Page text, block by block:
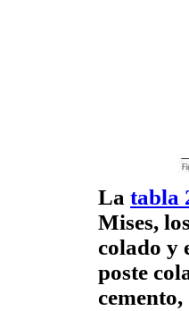
La tabla
Mises,
colado y
poste